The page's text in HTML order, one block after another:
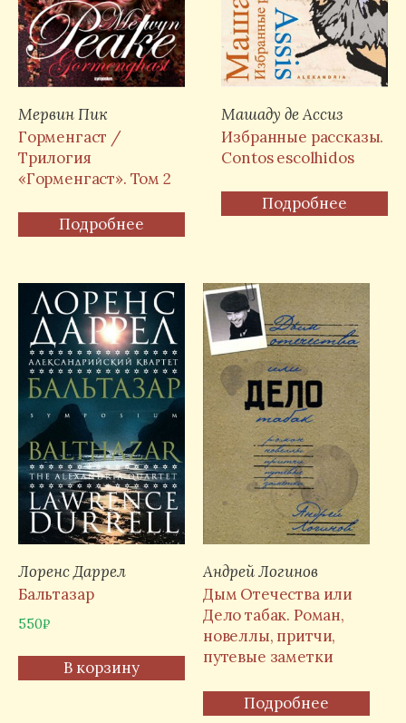
Мервин Пик
Горменгаст /
Трилогия
«Горменгаст». Том 2
Подробнее
Машаду де Ассиз
Избранные рассказы.
Contos escolhidos
Подробнее
Лоренс Даррел
Бальтазар
550₽
В корзину
Андрей Логинов
Дым Отечества или
Дело табак. Роман,
новеллы, притчи,
путевые заметки
Подробнее